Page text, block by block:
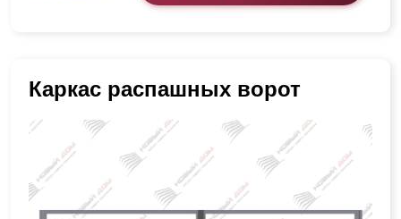
Каркас распашных ворот